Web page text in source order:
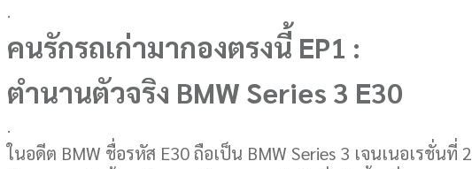
.
คนรักรถเก่ามากองตรงนี้ EP1 :
ตำนานตัวจริง BMW Series 3 E30
.
ในอดีต BMW ชื่อรหัส E30 ถือเป็น BMW Series 3 เจนเนอเรชั่นที่ 2